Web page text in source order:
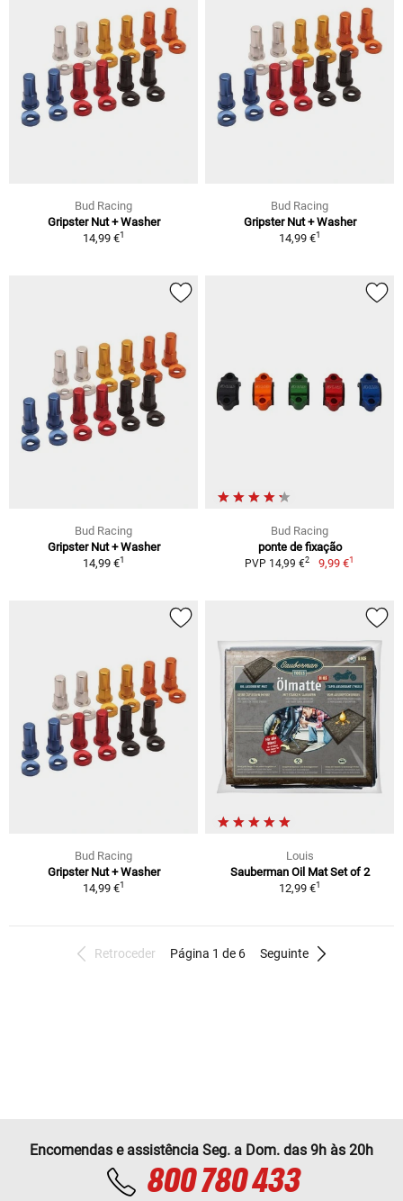
Bud Racing
Gripster Nut + Washer
14,99 €1
Bud Racing
Gripster Nut + Washer
14,99 €1
Bud Racing
Gripster Nut + Washer
14,99 €1
Bud Racing
ponte de fixação
PVP 14,99 €2 9,99 €1
Bud Racing
Gripster Nut + Washer
14,99 €1
Louis
Sauberman Oil Mat Set of 2
12,99 €1
Retroceder Página 1 de 6 Seguinte
Encomendas e assistência Seg. a Dom. das 9h às 20h
800 780 433